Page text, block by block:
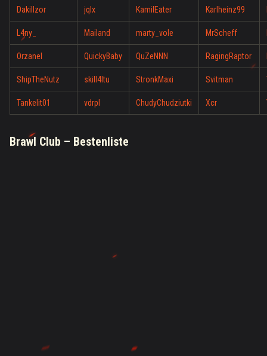
Dakillzor jqlx KamilEater Karlheinz99
L4ny_ Mailand marty_vole MrScheff
Orzanel QuickyBaby QuZeNNN RagingRaptor
ShipTheNutz skill4ltu StronkMaxi Svitman
Tankelit01 vdrpl ChudyChudziutki Xcr
Brawl Club – Bestenliste